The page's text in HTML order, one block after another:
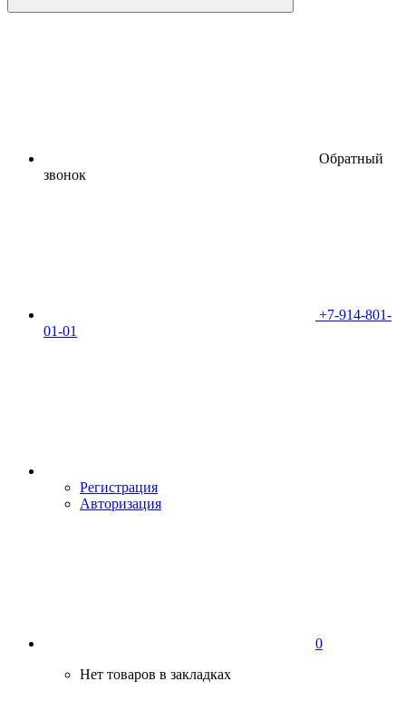
Обратный
звонок
+7-914-801-
01-01
Регистрация
Авторизация
0
Нет товаров в закладках